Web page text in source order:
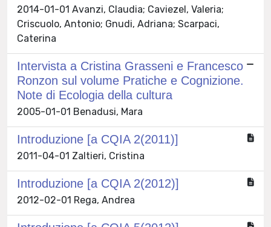
2014-01-01 Avanzi, Claudia; Caviezel, Valeria;
Criscuolo, Antonio; Gnudi, Adriana; Scarpaci,
Caterina
Intervista a Cristina Grasseni e Francesco
Ronzon sul volume Pratiche e Cognizione.
Note di Ecologia della cultura
2005-01-01 Benadusi, Mara
Introduzione [a CQIA 2(2011)]
2011-04-01 Zaltieri, Cristina
Introduzione [a CQIA 2(2012)]
2012-02-01 Rega, Andrea